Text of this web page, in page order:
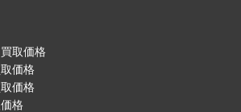
取価格
価格
価格
格